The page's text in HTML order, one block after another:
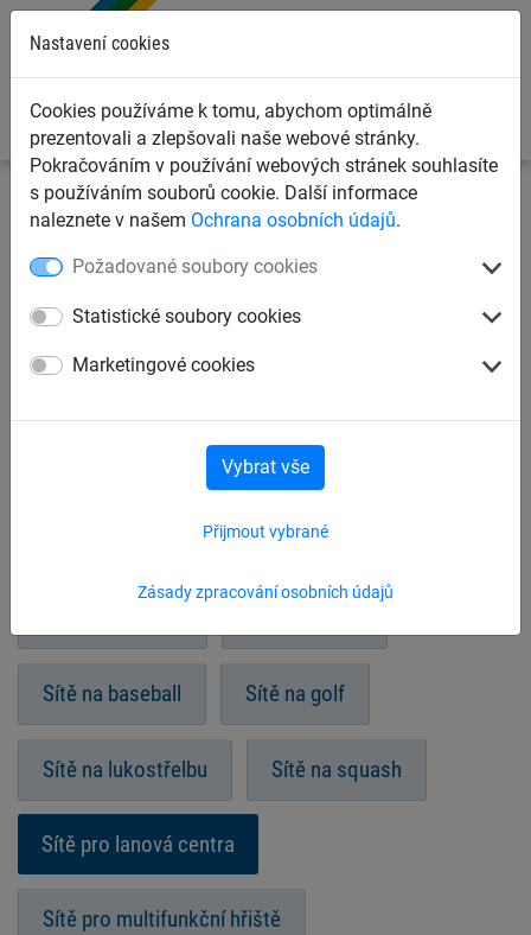
Nastavení cookies
Cookies používáme k tomu, abychom optimálně
prezentovali a zlepšovali naše webové stránky.
Pokračováním v používání webových stránek souhlasíte
s používáním souborů cookie. Další informace
naleznete v našem Ochrana osobních údajů.
Požadované soubory cookies
Statistické soubory cookies
Marketingové cookies
Zásady zpracování osobních údajů
Přijmout vybrané
Vybrat vše
Sportovní sítě Sítě pro ostatní sporty
Sítě pro lanová
Sítě na basketbal Sítě na nohejbal
Sítě na vodní pólo
Sítě na zakrytí pískoviště
Sítě na baseball Sítě na golf
Sítě na lukostřelbu Sítě na squash
Sítě pro lanová centra
Sítě pro multifunkční hřiště